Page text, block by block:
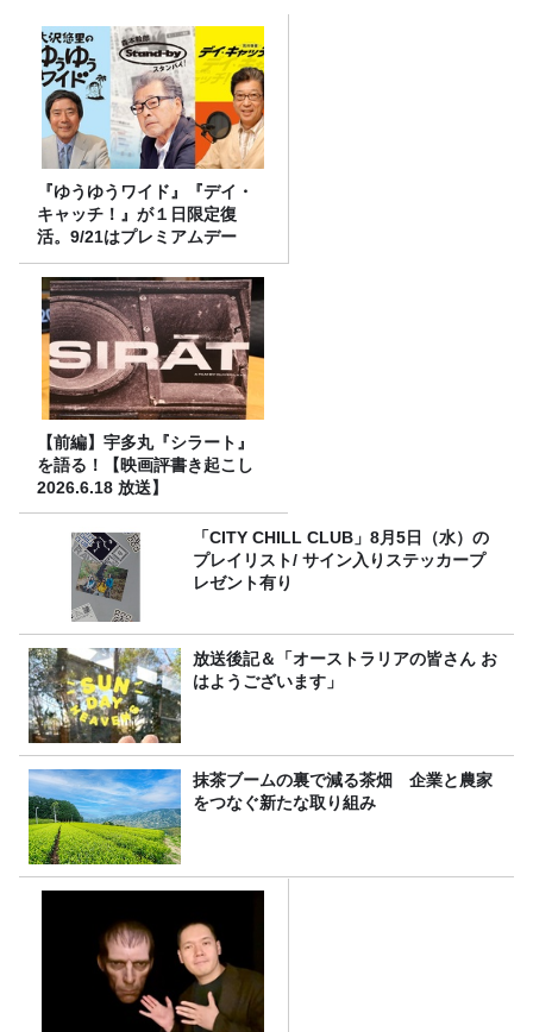
『ゆうゆうワイド』『デイ・
キャッチ！』が１日限定復
活。9/21はプレミアムデー
【前編】宇多丸『シラート』
を語る！【映画評書き起こし
2026.6.18 放送】
「CITY CHILL CLUB」8月5日（水）の
プレイリスト/ サイン入りステッカープ
レゼント有り
放送後記＆「オーストラリアの皆さん お
はようございます」
抹茶ブームの裏で減る茶畑 企業と農家
をつなぐ新たな取り組み